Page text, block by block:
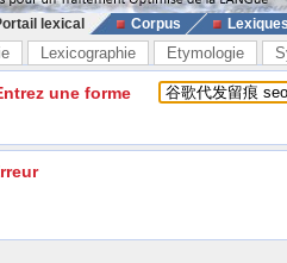
lexical Corpus
Lexicographie Etymologie
une forme